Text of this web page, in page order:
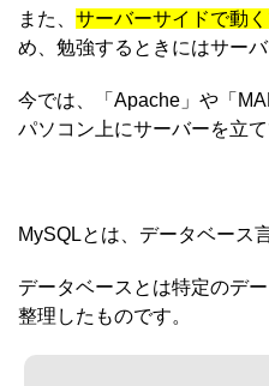
また、 サーバーサイドで動
め、勉強するときにはサー
今では、「Apache」や「
パソコン上にサーバーを立
MySQLとは、データベース
データベースとは特定のデ
整理したものです。